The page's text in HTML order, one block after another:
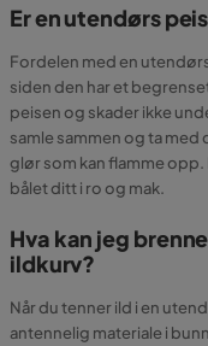
Er en utendørs
Fordelen med en
siden den har et
peisen og skader ikke
samle sammen og ta med
glør som kan flamme
bålet ditt i ro og mak.
Hva kan jeg
ildkurv?
Når du tenner ild i en
antennelig materiale i